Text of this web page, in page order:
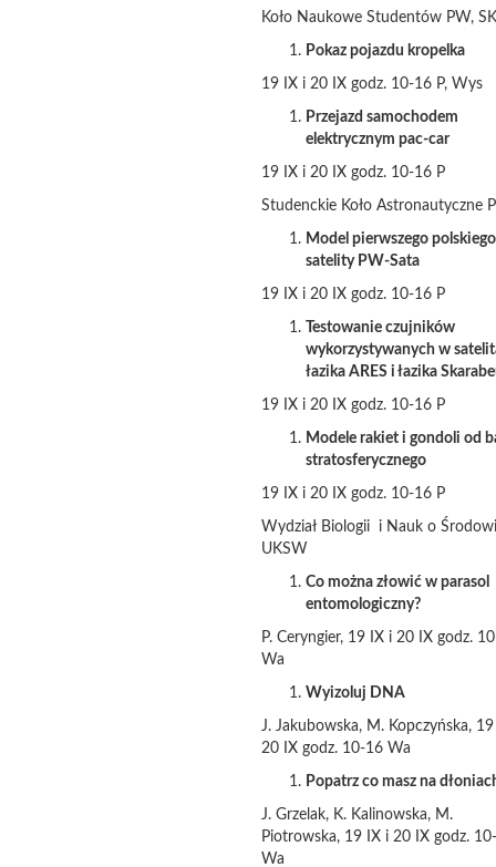
Koło Naukowe Studentów PW,
Pokaz pojazdu kropelka
19 IX i 20 IX godz. 10-16 P, Wys
Przejazd samochodem
elektrycznym pac-car
19 IX i 20 IX godz. 10-16 P
Studenckie Koło Astronautyczne
Model pierwszego polskiego
satelity PW-Sata
19 IX i 20 IX godz. 10-16 P
Testowanie czujników
wykorzystywanych w
łazika ARES i łazika
19 IX i 20 IX godz. 10-16 P
Modele rakiet i gondoli od
stratosferycznego
19 IX i 20 IX godz. 10-16 P
Wydział Biologii i Nauk o
UKSW
Co można złowić w parasol
entomologiczny?
P. Ceryngier, 19 IX i 20 IX godz.
Wa
Wyizoluj DNA
J. Jakubowska, M. Kopczyńska,
20 IX godz. 10-16 Wa
Popatrz co masz na
J. Grzelak, K. Kalinowska, M.
Piotrowska, 19 IX i 20 IX godz.
Wa